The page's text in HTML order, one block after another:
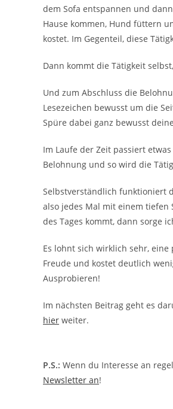
dem Sofa entspannen und
Hause kommen, Hund füttern
kostet. Im Gegenteil, diese
Dann kommt die Tätigkeit
Und zum Abschluss die
Lesezeichen bewusst um die
Spüre dabei ganz bewusst
Im Laufe der Zeit passiert
Belohnung und so wird die
Selbstverständlich funktioniert
also jedes Mal mit einem tiefen
des Tages kommt, dann sorge
Es lohnt sich wirklich sehr,
Freude und kostet deutlich
Ausprobieren!
Im nächsten Beitrag geht es
hier weiter.
P.S.: Wenn du Interesse an
Newsletter an!